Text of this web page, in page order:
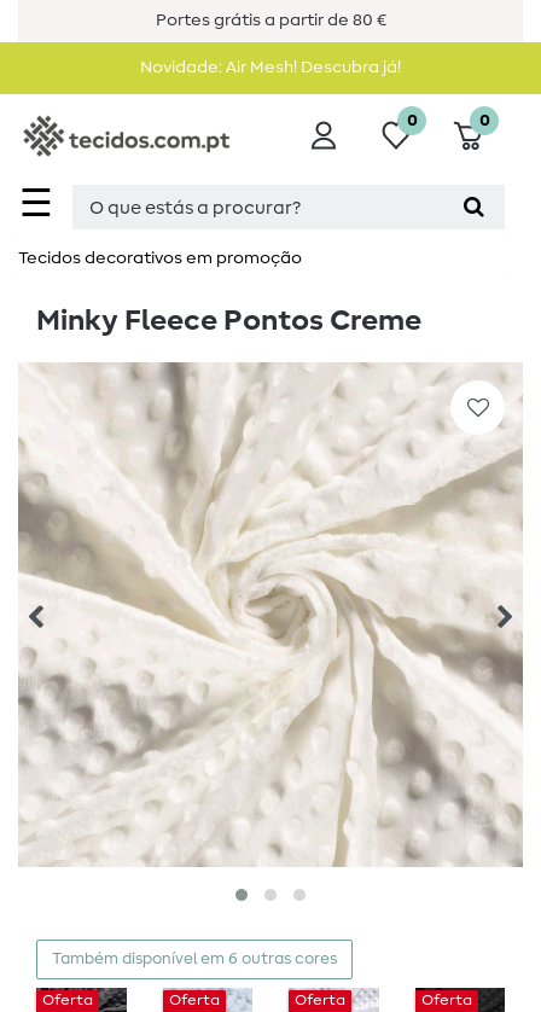
Portes grátis a partir de 80 €
Novidade: Air Mesh! Descubra já!
☰
0 0
Tecidos decorativos em promoção
Minky Fleece Pontos Creme
Também disponível em 6 outras cores
Oferta Oferta Oferta Oferta